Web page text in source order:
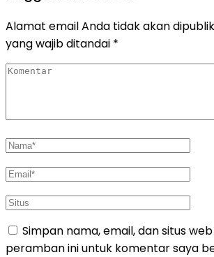
Alamat email Anda tidak akan
yang wajib ditandai *
Simpan nama, email, dan situs
peramban ini untuk komentar saya